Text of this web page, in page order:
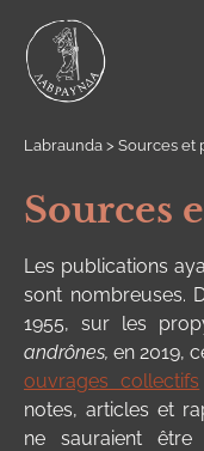
Labraunda > Sources et
Sources
Les publications
sont nombreuses.
1955, sur les
andrônes, en 2019,
ouvrages collectifs
notes, articles et
ne sauraient être